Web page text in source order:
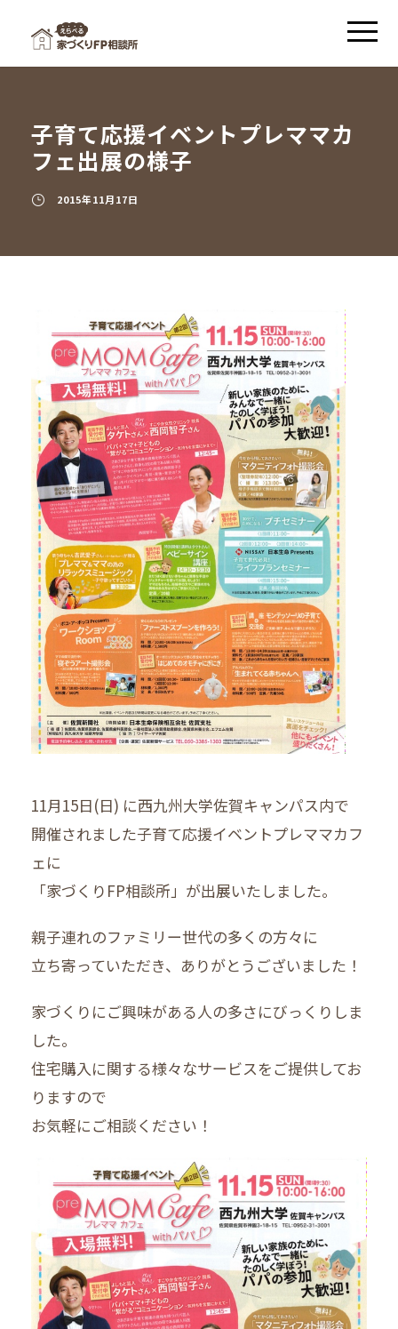
子育て応援イベントプレママカ
フェ出展の様子
2015年11月17日
11月15日(日) に西九州大学佐賀キャンパス内で
開催されました子育て応援イベントプレママカフ
ェに
「家づくりFP相談所」が出展いたしました。
親子連れのファミリー世代の多くの方々に
立ち寄っていただき、ありがとうございました！
家づくりにご興味がある人の多さにびっくりしま
した。
住宅購入に関する様々なサービスをご提供してお
りますので
お気軽にご相談ください！